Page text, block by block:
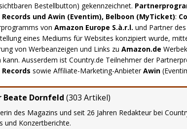
Bestellbutton) gekennzeichnet.
Records und Awin (Eventim), Belboon (MyTicket):
von Amazon Europe S.à.r.l. und Partner
eines Mediums für Websites konzipiert wurde,
von Werbeanzeigen und Links zu Amazon.de
kann. Ausserdem ist Country.de Teilnehmer der
Records sowie Affiliate-Marketing-AnbieterAwin
Beate Dornfeld (303 Artikel)
des Magazins und seit 26 Jahren Redakteur bei
und Konzertberichte.